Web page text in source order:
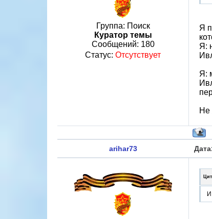
Группа: Поиск
Куратор темы
Сообщений: 180
Статус: Отсутствует
Я
Я:
Я:
Не
arihar73
И